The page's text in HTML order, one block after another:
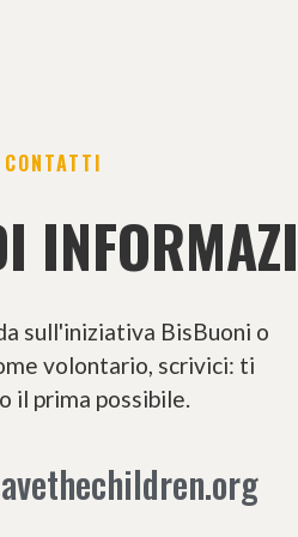
CONTATTI
sull'iniziativa BisBuoni o
volontario, scrivici: ti
il prima possibile.